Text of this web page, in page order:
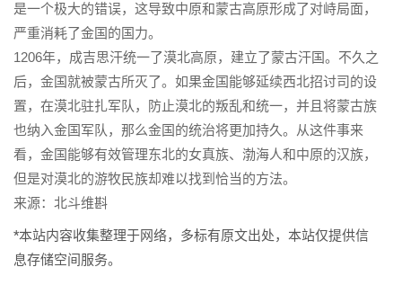
是一个极大的错误，这导致中原和蒙古高原形成了对峙局面，
严重消耗了金国的国力。
1206年，成吉思汗统一了漠北高原，建立了蒙古汗国。不久之
后，金国就被蒙古所灭了。如果金国能够延续西北招讨司的设
置，在漠北驻扎军队，防止漠北的叛乱和统一，并且将蒙古族
也纳入金国军队，那么金国的统治将更加持久。从这件事来
看，金国能够有效管理东北的女真族、渤海人和中原的汉族，
但是对漠北的游牧民族却难以找到恰当的方法。
来源：北斗维斟
*本站内容收集整理于网络，多标有原文出处，本站仅提供信
息存储空间服务。